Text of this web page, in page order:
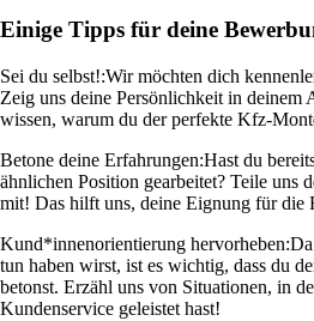
Einige Tipps für deine
Sei du selbst!:Wir möchten dich
Zeig uns deine Persönlichkeit in deinem
wissen, warum du der perfekte Kfz-
Betone deine Erfahrungen:Hast du
ähnlichen Position gearbeitet? Teile uns
mit! Das hilft uns, deine Eignung für die
Kund*innenorientierung hervorheben:
tun haben wirst, ist es wichtig, dass du
betonst. Erzähl uns von Situationen, in
Kundenservice geleistet hast!